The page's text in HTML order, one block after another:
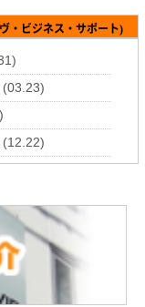
状を拝受されまし
販売を開始されま
ルの探傷性能渦流ア
ました。
view2.html
・ビジネス・サポート)